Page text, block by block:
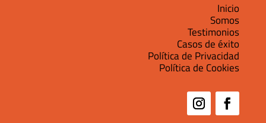
Inicio
Somos
Testimonios
Casos de éxito
Política de Privacidad
Política de Cookies